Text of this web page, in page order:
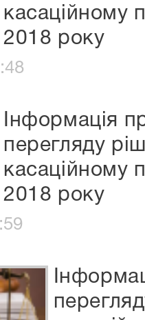
касаційному
2018 року
Інформація
перегляду
касаційному
2018 року